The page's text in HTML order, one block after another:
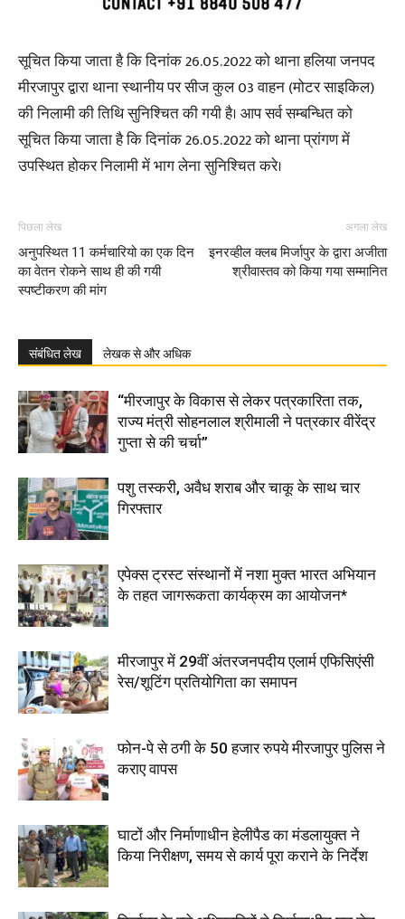
सूचित किया जाता है कि दिनांक 26.05.2022 को थाना हलिया जनपद
मीरजापुर द्वारा थाना स्थानीय पर सीज कुल 03 वाहन (मोटर साइकिल)
की निलामी की तिथि सुनिश्चित की गयी है। आप सर्व सम्बन्धित को
सूचित किया जाता है कि दिनांक 26.05.2022 को थाना प्रांगण में
उपस्थित होकर निलामी में भाग लेना सुनिश्चित करे।
पिछला लेख
अनुपस्थित 11 कर्मचारियो का एक दिन
का वेतन रोकने साथ ही की गयी
स्पष्टीकरण की मांग
अगला लेख
इनरव्हील क्लब मिर्जापुर के द्वारा अजीता
श्रीवास्तव को किया गया सम्मानित
संबंधित लेख लेखक से और अधिक
“मीरजापुर के विकास से लेकर पत्रकारिता तक,
राज्य मंत्री सोहनलाल श्रीमाली ने पत्रकार वीरेंद्र
गुप्ता से की चर्चा”
पशु तस्करी, अवैध शराब और चाकू के साथ चार
गिरफ्तार
एपेक्स ट्रस्ट संस्थानों में नशा मुक्त भारत अभियान
के तहत जागरूकता कार्यक्रम का आयोजन*
मीरजापुर में 29वीं अंतरजनपदीय एलार्म एफिसिएंसी
रेस/शूटिंग प्रतियोगिता का समापन
फोन-पे से ठगी के 50 हजार रुपये मीरजापुर पुलिस ने
कराए वापस
घाटों और निर्माणाधीन हेलीपैड का मंडलायुक्त ने
किया निरीक्षण, समय से कार्य पूरा कराने के निर्देश